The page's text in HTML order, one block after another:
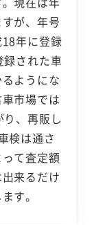
が、年号
年に登録
録された車
ようにな
市場では
、再販し
検は通さ
て査定額
来るだけ
す。